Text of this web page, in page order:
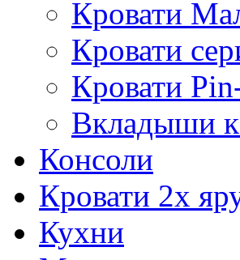
Кровати
Кровати
Кровати
Вкладыши
Консоли
Кровати 2х
Кухни